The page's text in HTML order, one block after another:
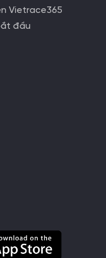
Vietrace365
đầu